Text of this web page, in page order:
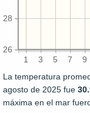
1 3 5 7 9
26
28
La temperatura
agosto de 2025 fue
máxima en el mar